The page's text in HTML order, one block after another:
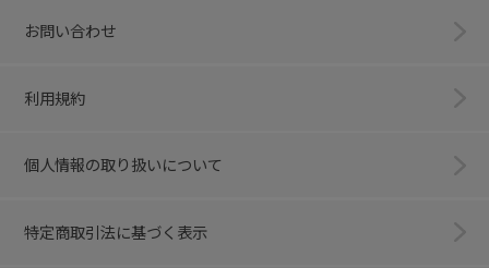
お問い合わせ
利用規約
個人情報の取り扱いについて
特定商取引法に基づく表示